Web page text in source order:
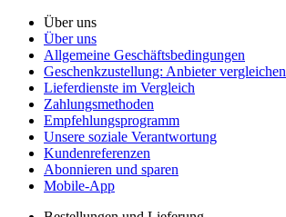
Über uns
Über uns
Allgemeine Geschäftsbedingungen
Geschenkzustellung: Anbieter vergleichen
Lieferdienste im Vergleich
Zahlungsmethoden
Empfehlungsprogramm
Unsere soziale Verantwortung
Kundenreferenzen
Abonnieren und sparen
Mobile-App